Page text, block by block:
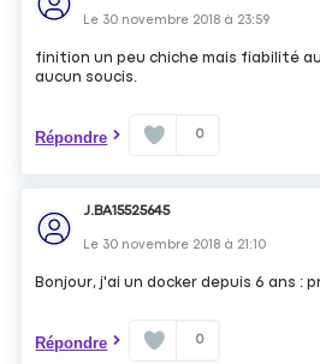
Le 30 novembre 2018 à 23:59
finition un peu chiche mais fiabilité au
aucun soucis.
Répondre 0
J.BA15525645
Le 30 novembre 2018 à 21:10
Bonjour, j'ai un docker depuis 6 ans :
Répondre 0